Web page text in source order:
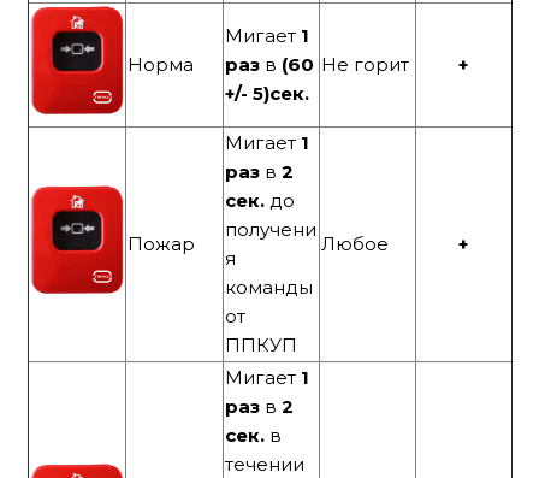
Норма
Мигает 1
раз в (60
+/- 5)сек.
Не горит +
Пожар
Мигает 1
раз в 2
сек.до
получени
я
команды
от
ППКУП
Любое +
Мигает 1
раз в 2
сек.в
течении